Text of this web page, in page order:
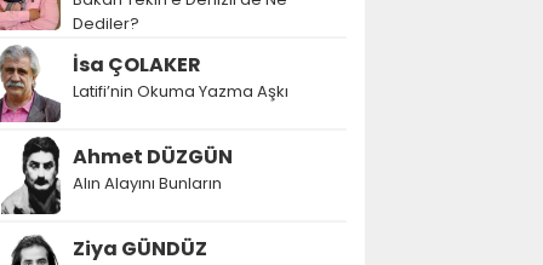
Dediler?
İsa ÇOLAKER
Latifi’nin Okuma Yazma Aşkı
Ahmet DÜZGÜN
Alın Alayını Bunların
Ziya GÜNDÜZ